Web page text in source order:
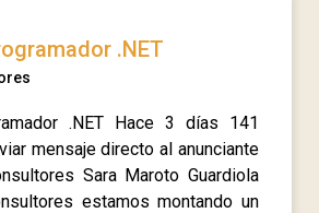
.NET
.NET Hace 3 días 141
mensaje directo al anunciante
Sara Maroto Guardiola
estamos montando un